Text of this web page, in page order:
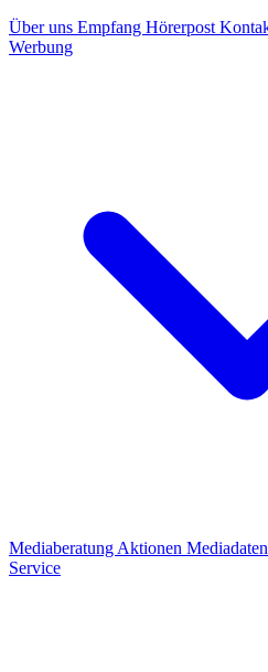
Über uns Empfang Hörerpost
Werbung
Mediaberatung Aktionen Mediadaten
Service